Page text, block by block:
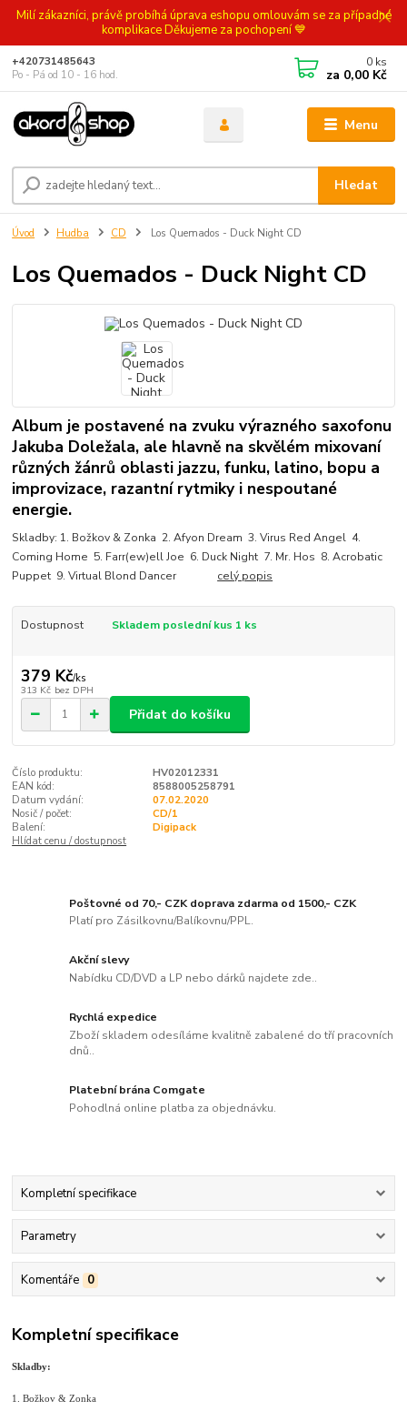
Milí zákazníci, právě probíhá úprava eshopu omlouvám se za případné
komplikace Děkujeme za pochopení 💙
Menu
Hledat
+420731485643
Po - Pá od 10 - 16 hod.
0 ks
za 0,00 Kč
Úvod Hudba CD Los Quemados - Duck Night CD
Los Quemados - Duck Night CD
Album je postavené na zvuku výrazného saxofonu
Jakuba Doležala, ale hlavně na skvělém mixovaní
různých žánrů oblasti jazzu, funku, latino, bopu a
improvizace, razantní rytmiky i nespoutané
energie.
Skladby: 1. Božkov & Zonka 2. Afyon Dream 3. Virus Red Angel 4.
Coming Home 5. Farr(ew)ell Joe 6. Duck Night 7. Mr. Hos 8. Acrobatic
Puppet 9. Virtual Blond Dancer celý popis
Dostupnost Skladem poslední kus 1 ks
379 Kč/ks
313 Kč bez DPH
Přidat do košíku
Číslo produktu:
HV02012331
EAN kód:
8588005258791
Datum vydání:
07.02.2020
Nosič / počet:
CD/1
Balení:
Digipack
Hlídat cenu / dostupnost
Poštovné od 70,- CZK doprava zdarma od 1500,- CZK
Platí pro Zásilkovnu/Balíkovnu/PPL.
Akční slevy
Nabídku CD/DVD a LP nebo dárků najdete zde..
Rychlá expedice
Zboží skladem odesíláme kvalitně zabalené do tří pracovních
dnů..
Platební brána Comgate
Pohodlná online platba za objednávku.
Kompletní specifikace
Parametry
Komentáře 0
Kompletní specifikace
Skladby:
1. Božkov & Zonka